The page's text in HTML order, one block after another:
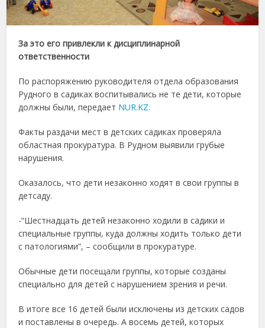
За это его привлекли к дисциплинарной
ответственности
По распоряжению руководителя отдела образования
Рудного в садиках воспитывались не те дети, которые
должны были, передает NUR.KZ.
Факты раздачи мест в детских садиках проверяла
областная прокуратура. В Рудном выявили грубые
нарушения.
Оказалось, что дети незаконно ходят в свои группы в
детсаду.
-“Шестнадцать детей незаконно ходили в садики и
специальные группы, куда должны ходить только дети
с патологиями”, – сообщили в прокуратуре.
Обычные дети посещали группы, которые созданы
специально для детей с нарушением зрения и речи.
В итоге все 16 детей были исключены из детских садов
и поставлены в очередь. А восемь детей, которых